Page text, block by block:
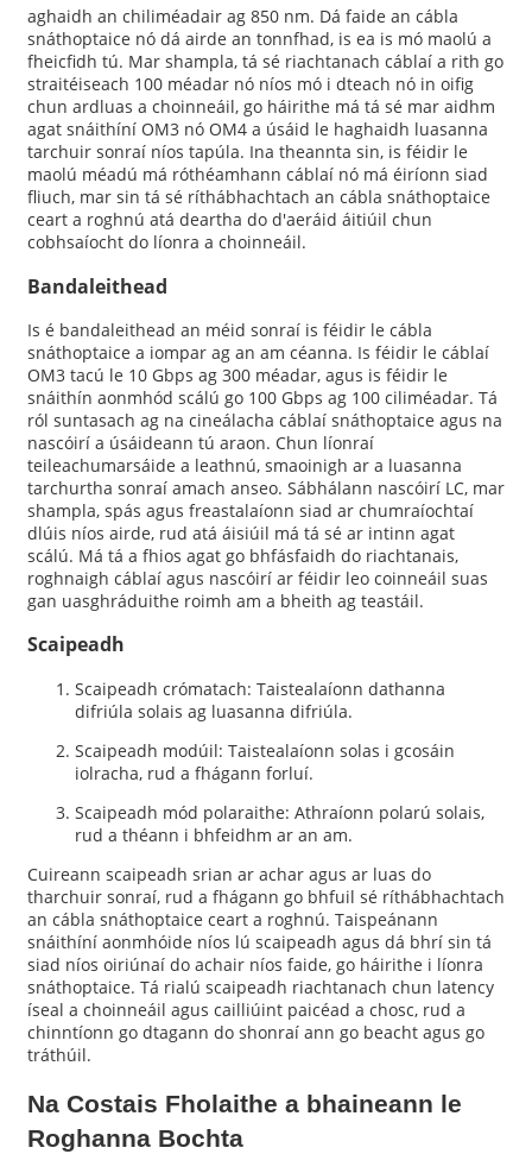
aghaidh an chiliméadair ag 850 nm. Dá faide an cábla
snáthoptaice nó dá airde an tonnfhad, is ea is mó maolú a
fheicfidh tú. Mar shampla, tá sé riachtanach cáblaí a rith go
straitéiseach 100 méadar nó níos mó i dteach nó in oifig
chun ardluas a choinneáil, go háirithe má tá sé mar aidhm
agat snáithíní OM3 nó OM4 a úsáid le haghaidh luasanna
tarchuir sonraí níos tapúla. Ina theannta sin, is féidir le
maolú méadú má róthéamhann cáblaí nó má éiríonn siad
fliuch, mar sin tá sé ríthábhachtach an cábla snáthoptaice
ceart a roghnú atá deartha do d'aeráid áitiúil chun
cobhsaíocht do líonra a choinneáil.
Bandaleithead
Is é bandaleithead an méid sonraí is féidir le cábla
snáthoptaice a iompar ag an am céanna. Is féidir le cáblaí
OM3 tacú le 10 Gbps ag 300 méadar, agus is féidir le
snáithín aonmhód scálú go 100 Gbps ag 100 ciliméadar. Tá
ról suntasach ag na cineálacha cáblaí snáthoptaice agus na
nascóirí a úsáideann tú araon. Chun líonraí
teileachumarsáide a leathnú, smaoinigh ar a luasanna
tarchurtha sonraí amach anseo. Sábhálann nascóirí LC, mar
shampla, spás agus freastalaíonn siad ar chumraíochtaí
dlúis níos airde, rud atá áisiúil má tá sé ar intinn agat
scálú. Má tá a fhios agat go bhfásfaidh do riachtanais,
roghnaigh cáblaí agus nascóirí ar féidir leo coinneáil suas
gan uasghráduithe roimh am a bheith ag teastáil.
Scaipeadh
Scaipeadh crómatach: Taistealaíonn dathanna
difriúla solais ag luasanna difriúla.
Scaipeadh modúil: Taistealaíonn solas i gcosáin
iolracha, rud a fhágann forluí.
Scaipeadh mód polaraithe: Athraíonn polarú solais,
rud a théann i bhfeidhm ar an am.
Cuireann scaipeadh srian ar achar agus ar luas do
tharchuir sonraí, rud a fhágann go bhfuil sé ríthábhachtach
an cábla snáthoptaice ceart a roghnú. Taispeánann
snáithíní aonmhóide níos lú scaipeadh agus dá bhrí sin tá
siad níos oiriúnaí do achair níos faide, go háirithe i líonra
snáthoptaice. Tá rialú scaipeadh riachtanach chun latency
íseal a choinneáil agus cailliúint paicéad a chosc, rud a
chinntíonn go dtagann do shonraí ann go beacht agus go
tráthúil.
Na Costais Fholaithe a bhaineann le
Roghanna Bochta